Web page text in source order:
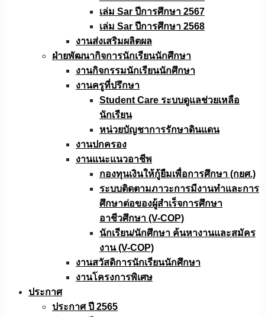
เล่ม Sar ปีการศึกษา 2567
เล่ม Sar ปีการศึกษา 2568
งานส่งเสริมผลิตผล
ฝ่ายพัฒนากิจการนักเรียนนักศึกษา
งานกิจกรรมนักเรียนนักศึกษา
งานครูที่ปรึกษา
Student Care ระบบดูแลช่วยเหลือ
นักเรียน
หน่วยบัญชาการรักษาดินแดน
งานปกครอง
งานแนะแนวอาชีพ
กองทุนเงินให้กู้ยืมเพื่อการศึกษา (กยศ.)
ระบบติดตามภาวะการมีงานทำและการ
ศึกษาต่อของผู้สำเร็จการศึกษา
อาชีวศึกษา (V-COP)
นักเรียน/นักศึกษา ค้นหางานและสมัคร
งาน (V-COP)
งานสวัสดิการนักเรียนนักศึกษา
งานโครงการพิเศษ
ประกาศ
ประกาศ ปี 2565